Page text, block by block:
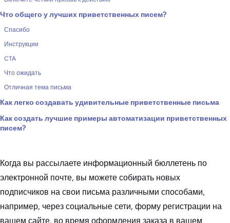
Что общего у лучших приветственных писем?
Спасибо
Инструкции
CTA
Что ожидать
Отличная тема письма
Как легко создавать удивительные приветственные письма
Как создать лучшие примеры автоматизации приветственных
писем?
Когда вы рассылаете информационный бюллетень по
электронной почте, вы можете собирать новых
подписчиков на свои письма различными способами,
например, через социальные сети, форму регистрации на
вашем сайте, во время оформления заказа в вашем